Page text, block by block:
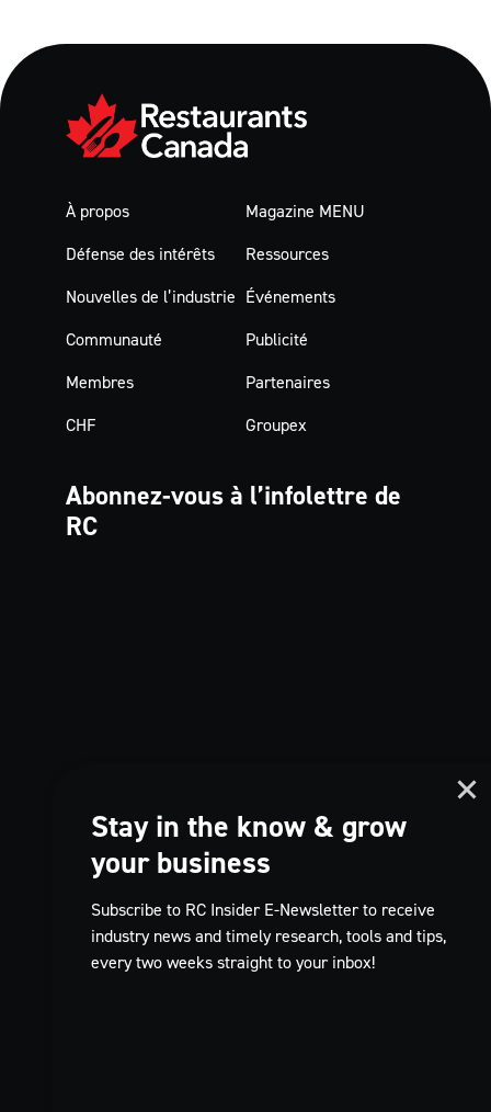
À propos
Magazine MENU
Défense des intérêts
Ressources
Nouvelles de l’industrie Événements
Communauté
Publicité
Membres
Partenaires
CHF
Groupex
Abonnez-vous à l’infolettre de
RC
Stay in the know & grow
your business
Subscribe to RC Insider E-Newsletter to receive
industry news and timely research, tools and tips,
every two weeks straight to your inbox!